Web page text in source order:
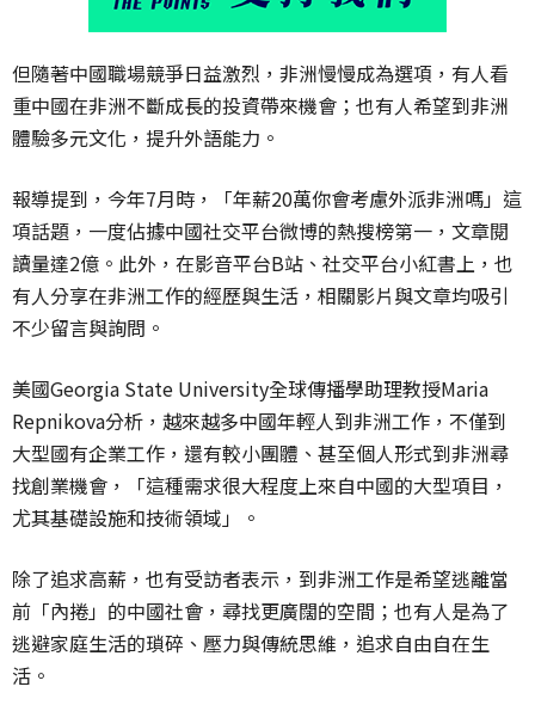
但隨著中國職場競爭日益激烈，非洲慢慢成為選項，有人看
重中國在非洲不斷成長的投資帶來機會；也有人希望到非洲
體驗多元文化，提升外語能力。
報導提到，今年7月時，「年薪20萬你會考慮外派非洲嗎」這
項話題，一度佔據中國社交平台微博的熱搜榜第一，文章閱
讀量達2億。此外，在影音平台B站、社交平台小紅書上，也
有人分享在非洲工作的經歷與生活，相關影片與文章均吸引
不少留言與詢問。
美國Georgia State University全球傳播學助理教授Maria
Repnikova分析，越來越多中國年輕人到非洲工作，不僅到
大型國有企業工作，還有較小團體、甚至個人形式到非洲尋
找創業機會，「這種需求很大程度上來自中國的大型項目，
尤其基礎設施和技術領域」。
除了追求高薪，也有受訪者表示，到非洲工作是希望逃離當
前「內捲」的中國社會，尋找更廣闊的空間；也有人是為了
逃避家庭生活的瑣碎、壓力與傳統思維，追求自由自在生
活。